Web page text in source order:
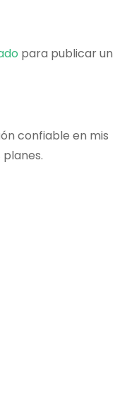
para publicar un
confiable en mis